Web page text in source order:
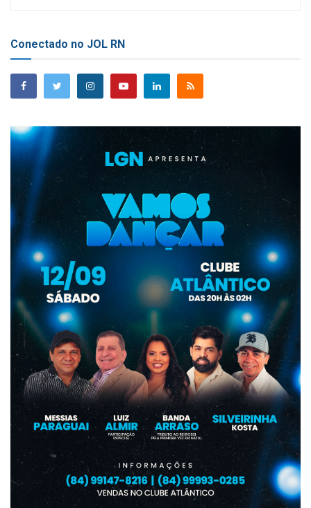
Conectado no JOL RN